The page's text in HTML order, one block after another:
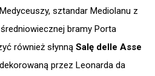
sztandar Mediolanu z
bramy Porta
również słynną Salę delle Asse
przez Leonarda da